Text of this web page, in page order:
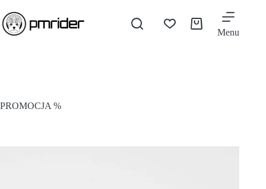
Menu
PROMOCJA %